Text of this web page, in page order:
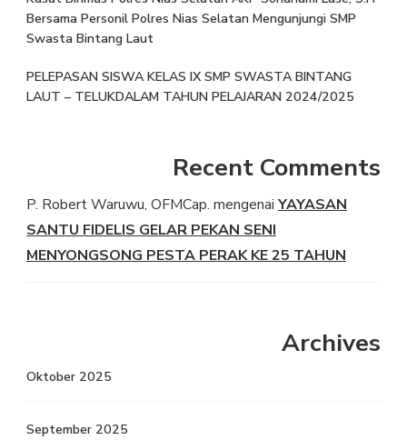
Bersama Personil Polres Nias Selatan Mengunjungi SMP
Swasta Bintang Laut
PELEPASAN SISWA KELAS IX SMP SWASTA BINTANG
LAUT – TELUKDALAM TAHUN PELAJARAN 2024/2025
Recent Comments
P. Robert Waruwu, OFMCap. mengenai YAYASAN
SANTU FIDELIS GELAR PEKAN SENI
MENYONGSONG PESTA PERAK KE 25 TAHUN
Archives
Oktober 2025
September 2025